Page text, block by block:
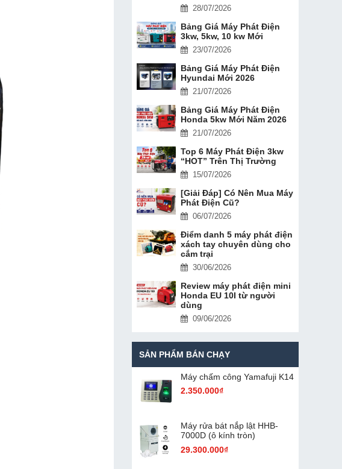
28/07/2026
Bảng Giá Máy Phát Điện
3kw, 5kw, 10 kw Mới
23/07/2026
Bảng Giá Máy Phát Điện
Hyundai Mới 2026
21/07/2026
Bảng Giá Máy Phát Điện
Honda 5kw Mới Năm 2026
21/07/2026
Top 6 Máy Phát Điện 3kw
“HOT” Trên Thị Trường
15/07/2026
[Giải Đáp] Có Nên Mua Máy
Phát Điện Cũ?
06/07/2026
Điểm danh 5 máy phát điện
xách tay chuyên dùng cho
cắm trại
30/06/2026
Review máy phát điện mini
Honda EU 10I từ người
dùng
09/06/2026
SẢN PHẨM BÁN CHẠY
Máy chấm cô​ng Yamafuji K14
2.350.000₫
Máy rửa bát nắp lật HHB-
7000D (ô kính tròn)
29.300.000₫